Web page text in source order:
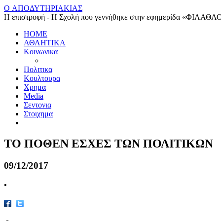
O ΑΠΟΔΥΤΗΡΙΑΚΙΑΣ
Η επιστροφή - Η Σχολή που γεννήθηκε στην εφημερίδα
HOME
ΑΘΛΗΤΙΚΑ
Κοινωνικα
Πολιτικα
Κουλτουρα
Χρημα
Media
Σεντονια
Στοιχημα
ΤΟ ΠΟΘΕΝ ΕΣΧΕΣ ΤΩΝ ΠΟΛΙΤΙΚΩΝ
09/12/2017
•